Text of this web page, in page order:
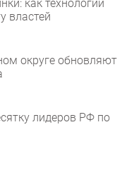
как технологии
властей
округе обновляют
лидеров РФ по